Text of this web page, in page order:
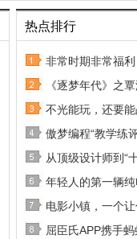
热点排行
非常时期非常福
《逐梦年代》之
不光能玩，还要
傲梦编程“教学练
从顶级设计师到“
年轻人的第一辆
电影小镇，一个
屈臣氏APP携手